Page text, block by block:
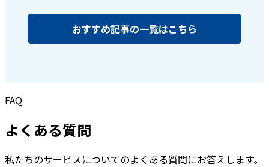
おすすめ記事の一覧はこちら
FAQ
よくある質問
私たちのサービスについてのよくある質問にお答えします。